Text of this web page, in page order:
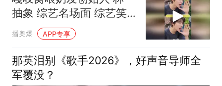
抽象 综艺名场面 综艺笑
点
播奥爆 APP专享
那英泪别《歌手2026》，好声音导师全
军覆没？